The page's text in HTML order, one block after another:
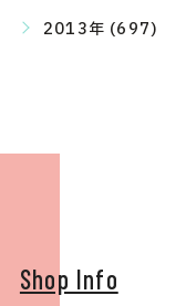
2013年 (697)
Shop Info